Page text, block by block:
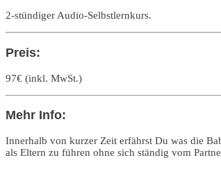
2-stündiger Audio-Selbstlernkurs.
Preis:
97€ (inkl. MwSt.)
Mehr Info:
Innerhalb von kurzer Zeit erfährst Du was die
als Eltern zu führen ohne sich ständig vom